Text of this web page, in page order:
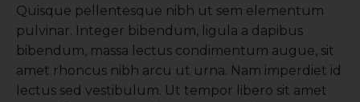
Quisque pellentesque nibh ut sem elementum
pulvinar. Integer bibendum, ligula a dapibus
bibendum, massa lectus condimentum augue, sit
amet rhoncus nibh arcu ut urna. Nam imperdiet id
lectus sed vestibulum. Ut tempor libero sit amet